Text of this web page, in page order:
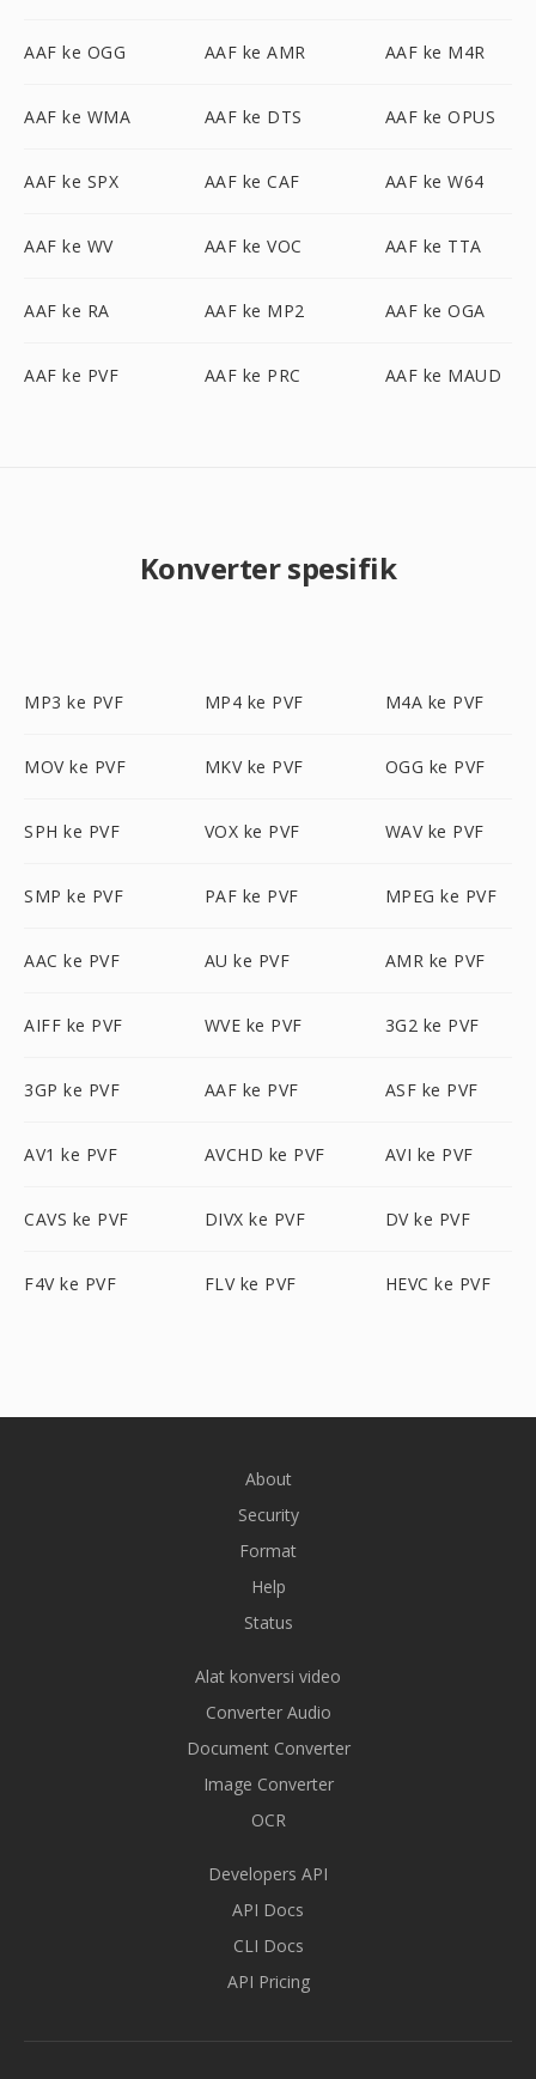
AAF ke OGG AAF ke AMR AAF ke M4R
AAF ke WMA AAF ke DTS AAF ke OPUS
AAF ke SPX AAF ke CAF AAF ke W64
AAF ke WV AAF ke VOC AAF ke TTA
AAF ke RA AAF ke MP2 AAF ke OGA
AAF ke PVF AAF ke PRC AAF ke MAUD
Konverter spesifik
MP3 ke PVF MP4 ke PVF M4A ke PVF
MOV ke PVF MKV ke PVF OGG ke PVF
SPH ke PVF VOX ke PVF WAV ke PVF
SMP ke PVF PAF ke PVF MPEG ke PVF
AAC ke PVF AU ke PVF AMR ke PVF
AIFF ke PVF WVE ke PVF 3G2 ke PVF
3GP ke PVF AAF ke PVF ASF ke PVF
AV1 ke PVF AVCHD ke PVF AVI ke PVF
CAVS ke PVF DIVX ke PVF DV ke PVF
F4V ke PVF FLV ke PVF HEVC ke PVF
About
Security
Format
Help
Status
Alat konversi video
Converter Audio
Document Converter
Image Converter
OCR
Developers API
API Docs
CLI Docs
API Pricing